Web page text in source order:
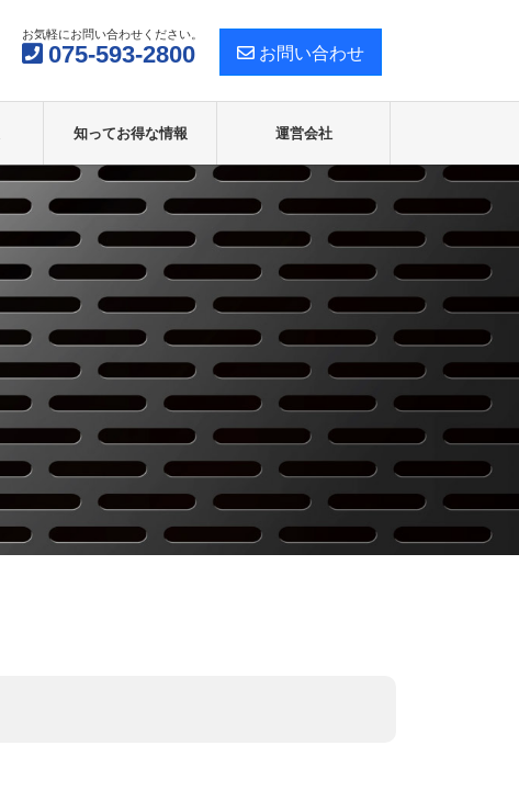
お気軽にお問い合わせください。
075-593-2800 お問い合わせ
知ってお得な情報 運営会社